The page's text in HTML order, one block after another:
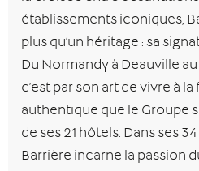
établissements iconiques,
plus qu’un héritage : sa
Du Normandy à Deauville au
c’est par son art de vivre à
authentique que le Groupe
de ses 21 hôtels. Dans ses
Barrière incarne la passion